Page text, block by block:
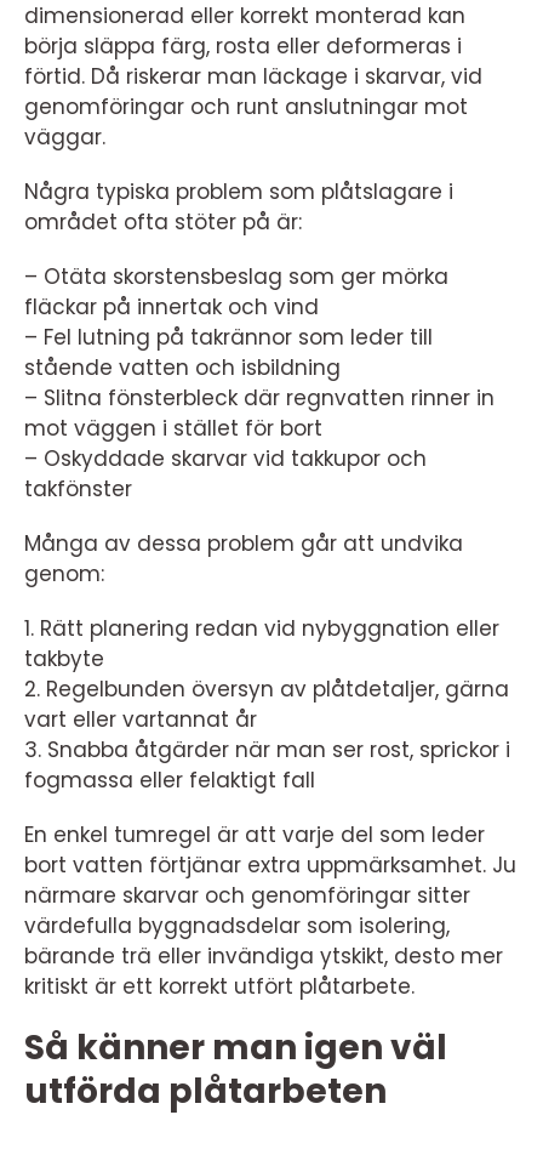
dimensionerad eller korrekt monterad kan
börja släppa färg, rosta eller deformeras i
förtid. Då riskerar man läckage i skarvar, vid
genomföringar och runt anslutningar mot
väggar.
Några typiska problem som plåtslagare i
området ofta stöter på är:
– Otäta skorstensbeslag som ger mörka
fläckar på innertak och vind
– Fel lutning på takrännor som leder till
stående vatten och isbildning
– Slitna fönsterbleck där regnvatten rinner in
mot väggen i stället för bort
– Oskyddade skarvar vid takkupor och
takfönster
Många av dessa problem går att undvika
genom:
1. Rätt planering redan vid nybyggnation eller
takbyte
2. Regelbunden översyn av plåtdetaljer, gärna
vart eller vartannat år
3. Snabba åtgärder när man ser rost, sprickor i
fogmassa eller felaktigt fall
En enkel tumregel är att varje del som leder
bort vatten förtjänar extra uppmärksamhet. Ju
närmare skarvar och genomföringar sitter
värdefulla byggnadsdelar som isolering,
bärande trä eller invändiga ytskikt, desto mer
kritiskt är ett korrekt utfört plåtarbete.
Så känner man igen väl
utförda plåtarbeten